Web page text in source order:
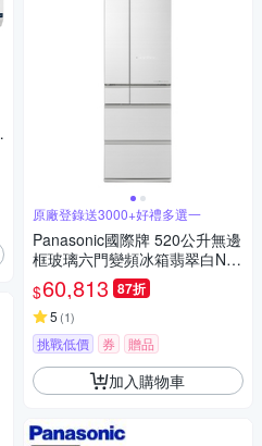
原廠登錄送3000+好禮多選一
Panasonic國際牌 520公升無邊
框玻璃六門變頻冰箱翡翠白NR-
F521HX-W1
$60,813 87折
5 (1)
挑戰低價 券 贈品
加入購物車